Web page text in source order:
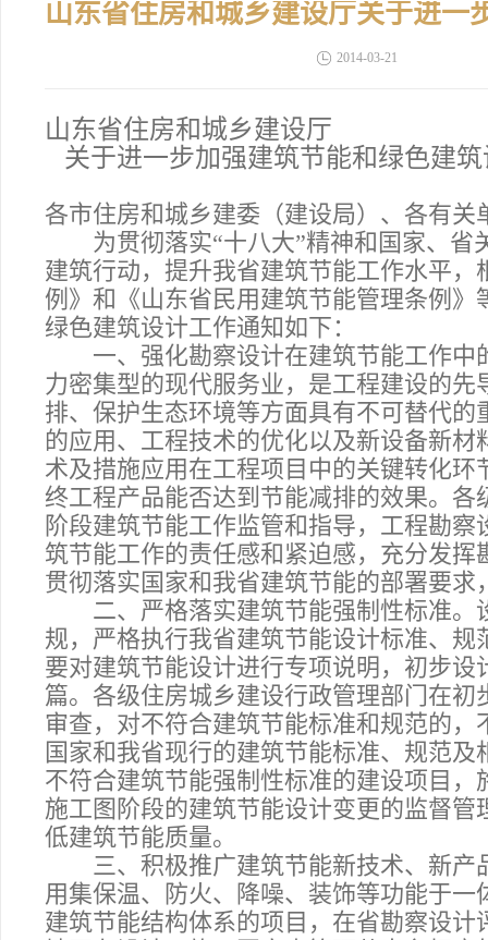
2014-03-21
山东省住房和城乡建设厅
关于进一步加强建筑节能和绿色建
各市住房和城乡建委（建设局）、各有关
为贯彻落实“十八大”精神和国家、省
建筑行动，提升我省建筑节能工作水平
例》和《山东省民用建筑节能管理条例
绿色建筑设计工作通知如下：
一、强化勘察设计在建筑节能工作中
力密集型的现代服务业，是工程建设的
排、保护生态环境等方面具有不可替代
的应用、工程技术的优化以及新设备新
术及措施应用在工程项目中的关键转化
终工程产品能否达到节能减排的效果。
阶段建筑节能工作监管和指导，工程勘
筑节能工作的责任感和紧迫感，充分发
贯彻落实国家和我省建筑节能的部署要
二、严格落实建筑节能强制性标准。
规，严格执行我省建筑节能设计标准、
要对建筑节能设计进行专项说明，初步
篇。各级住房城乡建设行政管理部门在
审查，对不符合建筑节能标准和规范的
国家和我省现行的建筑节能标准、规范
不符合建筑节能强制性标准的建设项目
施工图阶段的建筑节能设计变更的监督
低建筑节能质量。
三、积极推广建筑节能新技术、新产
用集保温、防火、降噪、装饰等功能于
建筑节能结构体系的项目，在省勘察设